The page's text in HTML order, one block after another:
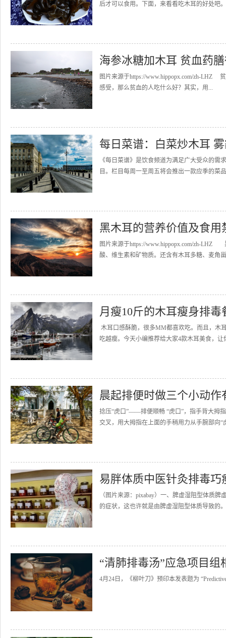
后才可以食用。下面，来看看吃木耳的好处吧
海参冰糖加木耳 贫血药
图片来源于https://www.hippopx.com/zh-LHZ
感受，那么贫血的人吃什么好？其实，用...
每日菜谱：白菜炒木耳
《每日菜谱》是饮食频道为满足广大受众的
目。栏目每周一至周五将会推出一款应季的菜
黑木耳的营养价值及食用
图片来源于https://www.hippopx.com/zh-LHZ
酸、维生素和矿物质。还含有木耳多糖、麦角
月瘦10斤的木耳瘦身排毒
木耳口感酥脆，很多MM都喜欢吃。而且，木
吃越瘦。今天小编推荐给大家4款木耳美食，
晨起排便时做三个小动作
捻压“虎口”——排便顺畅 “虎口”，指手背大拇
交叉，用大拇指在上面的手稍用力从手腕部向“
易胖体质中医针灸排毒巧
（图片来源：pixabay）一、脾虚湿阻型体质
的症状，这也许就是由脾虚湿阻型体质导致的
“清肺排毒汤”应急项目
4月24日，《柳叶刀》预印本发表题为